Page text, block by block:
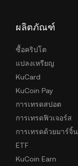
ผลิตภัณฑ์
ซื้อคริปโต
แปลงเหรียญ
KuCard
KuCoin Pay
การเทรดสปอต
การเทรดฟิวเจอร์ส
การเทรดด้วยมาร์จิ้น
ETF
KuCoin Earn